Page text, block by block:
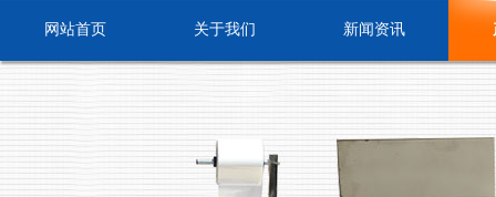
网站首页 关于我们 新闻资讯